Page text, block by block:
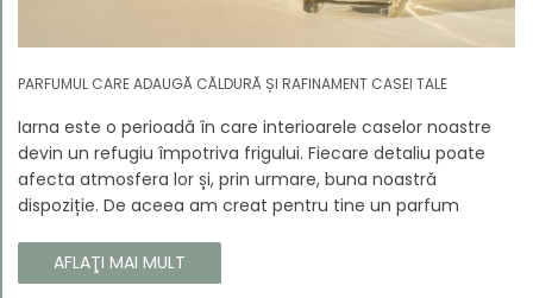
PARFUMUL CARE ADAUGĂ CĂLDURĂ ȘI RAFINAMENT CASEI TALE
Iarna este o perioadă în care interioarele caselor noastre
devin un refugiu împotriva frigului. Fiecare detaliu poate
afecta atmosfera lor și, prin urmare, buna noastră
dispoziție. De aceea am creat pentru tine un parfum
fiecare colț al casei tale cu căldura și magia aromelor de
iarnă. Noua noastră compoziție combină notele picante și
AFLAŢI MAI MULT